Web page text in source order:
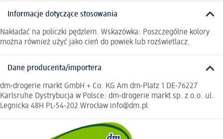
Informacje dotyczące stosowania
Nakładać na policzki pędzlem. Wskazówka: Poszczególne kolory
można również użyć jako cień do powiek lub rozświetlacz.
Dane producenta/importera
dm-drogerie markt GmbH + Co. KG Am dm-Platz 1 DE-76227
Karlsruhe Dystrybucja w Polsce: dm-drogerie markt sp. z o.o. ul.
Legnicka 48H PL-54-202 Wrocław info@dm.pl